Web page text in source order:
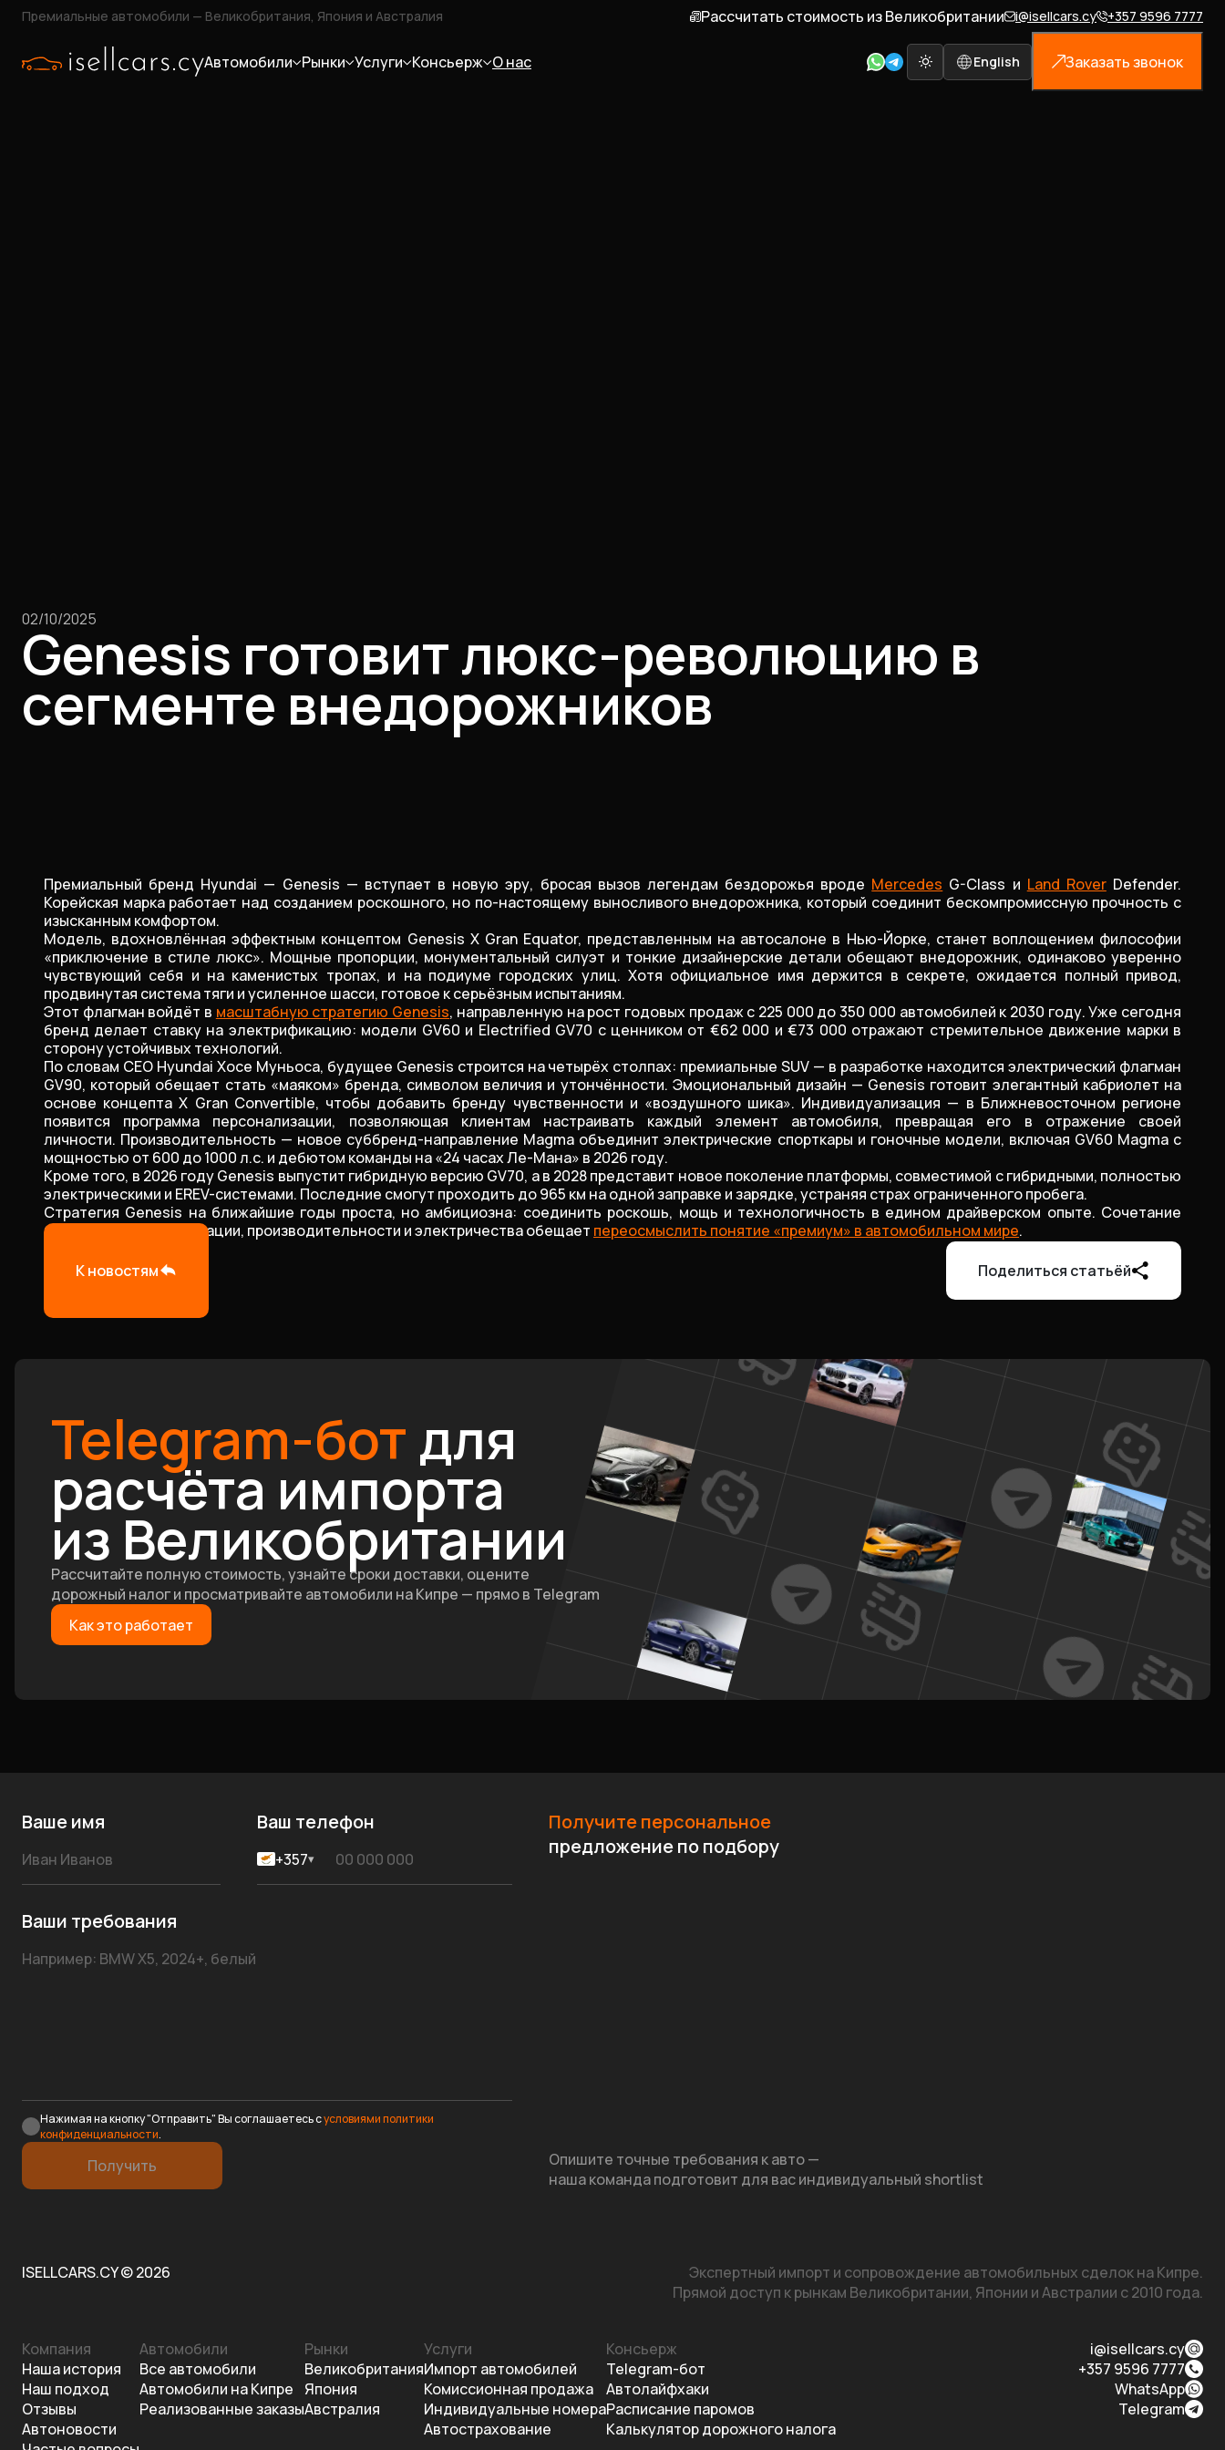
Премиальные автомобили — Великобритания, Япония и Австралия Рассчитать стоимость из Великобритании i@isellcars.cy +357 9596 7777
Автомобили Рынки Услуги Консьерж О нас English Заказать звонок
02/10/2025
Genesis готовит люкс-революцию в
сегменте внедорожников
Премиальный бренд Hyundai — Genesis — вступает в новую эру, бросая вызов легендам бездорожья вроде Mercedes G-Class и Land RoverDefender.
Корейская марка работает над созданием роскошного, но по-настоящему выносливого внедорожника, который соединит бескомпромиссную прочность с
изысканным комфортом.
Модель, вдохновлённая эффектным концептом Genesis X Gran Equator, представленным на автосалоне в Нью-Йорке, станет воплощением философии
«приключение в стиле люкс». Мощные пропорции, монументальный силуэт и тонкие дизайнерские детали обещают внедорожник, одинаково уверенно
чувствующий себя и на каменистых тропах, и на подиуме городских улиц. Хотя официальное имя держится в секрете, ожидается полный привод,
продвинутая система тяги и усиленное шасси, готовое к серьёзным испытаниям.
Этот флагман войдёт в масштабную стратегию Genesis, направленную на рост годовых продаж с 225 000 до 350 000 автомобилей к 2030 году. Уже сегодня
бренд делает ставку на электрификацию: модели GV60 и Electrified GV70 с ценником от €62 000 и €73 000 отражают стремительное движение марки в
сторону устойчивых технологий.
По словам CEO Hyundai Хосе Муньоса, будущее Genesis строится на четырёх столпах: премиальные SUV — в разработке находится электрический флагман
GV90, который обещает стать «маяком» бренда, символом величия и утончённости. Эмоциональный дизайн — Genesis готовит элегантный кабриолет на
основе концепта X Gran Convertible, чтобы добавить бренду чувственности и «воздушного шика». Индивидуализация — в Ближневосточном регионе
появится программа персонализации, позволяющая клиентам настраивать каждый элемент автомобиля, превращая его в отражение своей
личности. Производительность — новое суббренд-направление Magma объединит электрические спорткары и гоночные модели, включая GV60 Magma с
мощностью от 600 до 1000 л.с. и дебютом команды на «24 часах Ле-Мана» в 2026 году.
Кроме того, в 2026 году Genesis выпустит гибридную версию GV70, а в 2028 представит новое поколение платформы, совместимой с гибридными, полностью
электрическими и EREV-системами. Последние смогут проходить до 965 км на одной заправке и зарядке, устраняя страх ограниченного пробега.
Стратегия Genesis на ближайшие годы проста, но амбициозна: соединить роскошь, мощь и технологичность в едином драйверском опыте. Сочетание
бездорожья, кастомизации, производительности и электричества обещает переосмыслить понятие «премиум» в автомобильном мире.
К новостям
Поделиться статьёй
Telegram-ботдля
расчёта импорта
из Великобритании
Рассчитайте полную стоимость, узнайте сроки доставки, оцените
дорожный налог и просматривайте автомобили на Кипре — прямо в Telegram
Как это работает
Ваше имя Ваш телефон
+357▾
Ваши требования
Нажимая на кнопку "Отправить" Вы соглашаетесь сусловиями политики
конфиденциальности.
Получить
Получите персональное
предложение по подбору
Опишите точные требования к авто —
наша команда подготовит для вас индивидуальный shortlist
ISELLCARS.CY © 2026
Экспертный импорт и сопровождение автомобильных сделок на Кипре.
Прямой доступ к рынкам Великобритании, Японии и Австралии с 2010 года.
Компания
Наша история
Наш подход
Отзывы
Автоновости
Автомобили
Все автомобили
Автомобили на Кипре
Реализованные заказы
Рынки
Великобритания
Япония
Австралия
Услуги
Импорт автомобилей
Комиссионная продажа
Индивидуальные номера
Автострахование
Консьерж
Telegram-бот
Автолайфхаки
Расписание паромов
Калькулятор дорожного налога
i@isellcars.cy
+357 9596 7777
WhatsApp
Telegram